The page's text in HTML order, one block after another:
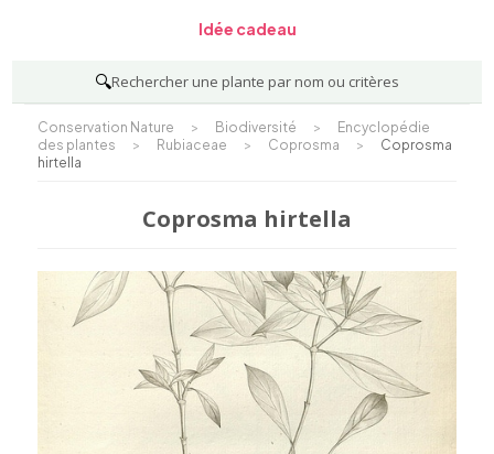
Idée cadeau
🔍Rechercher une plante par nom ou critères
Conservation Nature > Biodiversité >
Encyclopédie
des plantes
> Rubiaceae > Coprosma >
Coprosma
hirtella
Coprosma hirtella